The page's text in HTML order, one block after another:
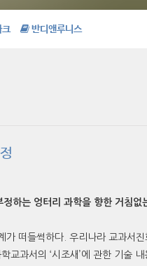
크 반디앤루니스
정하는 엉터리 과학을 향한 거침없
떠들썩하다. 우리나라 교과서진
교과서의 ‘시조새’에 관한 기술